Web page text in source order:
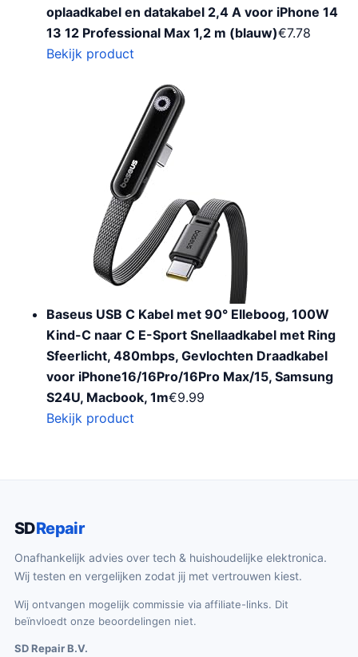
oplaadkabel en datakabel 2,4 A voor iPhone 14
13 12 Professional Max 1,2 m (blauw)€7.78
Bekijk product
Baseus USB C Kabel met 90° Elleboog, 100W
Kind-C naar C E-Sport Snellaadkabel met Ring
Sfeerlicht, 480mbps, Gevlochten Draadkabel
voor iPhone16/16Pro/16Pro Max/15, Samsung
S24U, Macbook, 1m€9.99
Bekijk product
SDRepair
Onafhankelijk advies over tech & huishoudelijke elektronica.
Wij testen en vergelijken zodat jij met vertrouwen kiest.
Wij ontvangen mogelijk commissie via affiliate-links. Dit
beïnvloedt onze beoordelingen niet.
SD Repair B.V.